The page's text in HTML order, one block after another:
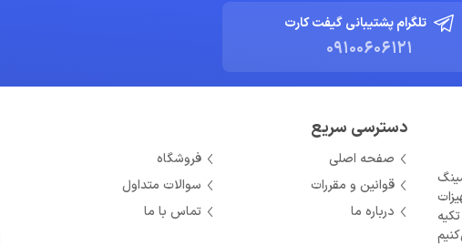
تلگرام پشتیبانی گیفت کارت
09100606121
دسترسی سریع
صفحه اصلی
فروشگاه
قوانین و مقررات
سوالات متداول
درباره ما
تماس با ما